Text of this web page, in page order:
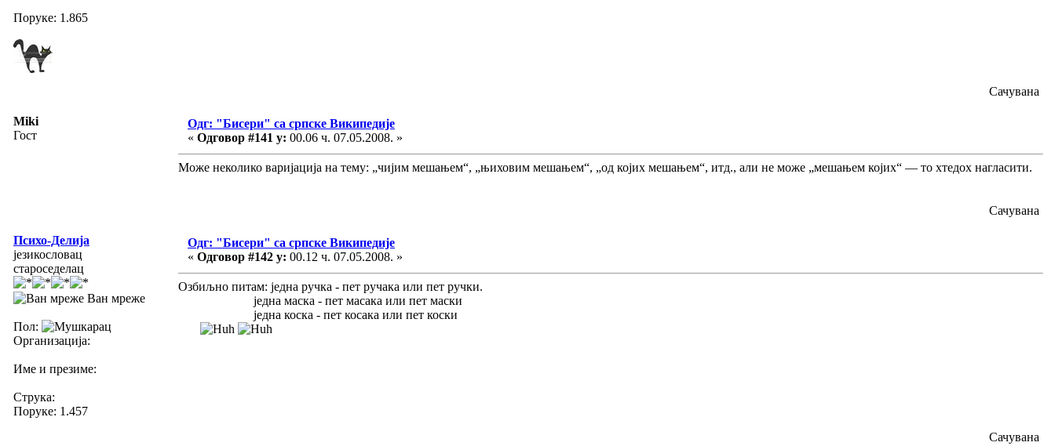
Поруке: 1.865
Сачувана
Miki
Гост
Одг: "Бисери" са српске Википедије
« Одговор #141 у: 00.06 ч. 07.05.2008. »
Може неколико варијација на тему: „чијим мешањем“, „њиховим мешањем“, „од којих мешањем“, итд., али не може „мешањем којих“ — то хтедох нагласити.
Сачувана
Психо-Делија
језикословац
староседелац
Ван мреже
Пол:
Организација:
Име и презиме:
Струка:
Поруке: 1.457
Одг: "Бисери" са српске Википедије
« Одговор #142 у: 00.12 ч. 07.05.2008. »
Озбиљно питам: једна ручка - пет ручака или пет ручки.
једна маска - пет масака или пет маски
једна коска - пет косака или пет коски
Сачувана